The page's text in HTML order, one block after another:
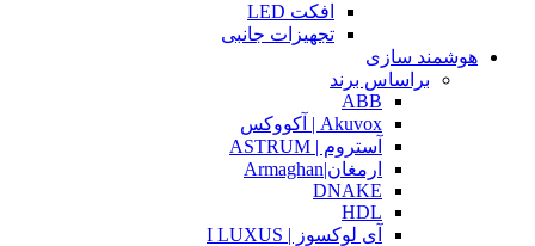
افکت LED
تجهیزات جانبی
هوشمند سازی
براساس برند
ABB
Akuvox | آکووکس
آستروم | ASTRUM
ارمغان|Armaghan
DNAKE
HDL
آی لوکسوز | I LUXUS